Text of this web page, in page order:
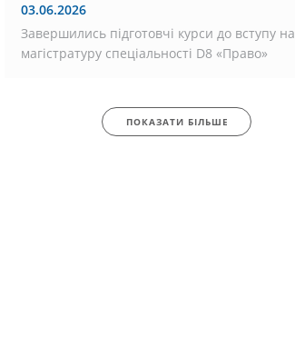
03.06.2026
Завершились підготовчі курси до вступу на
магістратуру спеціальності D8 «Право»
ПОКАЗАТИ БІЛЬШЕ